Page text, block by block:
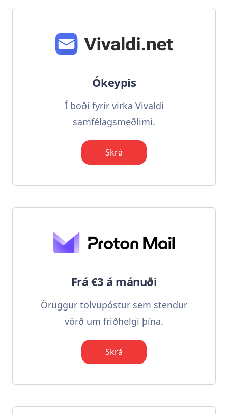
Ókeypis
Í boði fyrir virka Vivaldi
samfélagsmeðlimi.
Skrá
Frá €3 á mánuði
Öruggur tölvupóstur sem stendur
vörð um friðhelgi þína.
Skrá